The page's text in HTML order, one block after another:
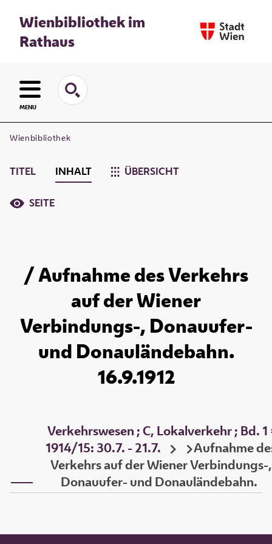
Wienbibliothek im
Rathaus
MENU
Wienbibliothek
TITEL INHALT ÜBERSICHT
SEITE
/ Aufnahme des Verkehrs
auf der Wiener
Verbindungs-, Donauufer-
und Donauländebahn.
16.9.1912
Verkehrswesen ; C, Lokalverkehr ; Bd. 1
1914/15: 30.7. - 21.7.
Aufnahme
Verkehrs auf der Wiener Verbindungs-,
Donauufer- und Donauländebahn.